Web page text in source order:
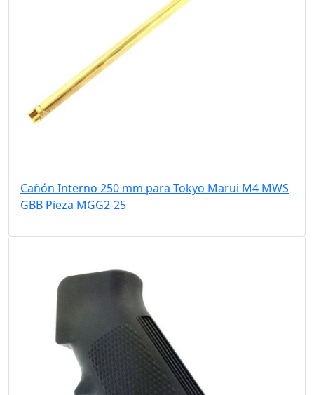
Cañón Interno 250 mm para Tokyo Marui M4 MWS
GBB Pieza MGG2-25